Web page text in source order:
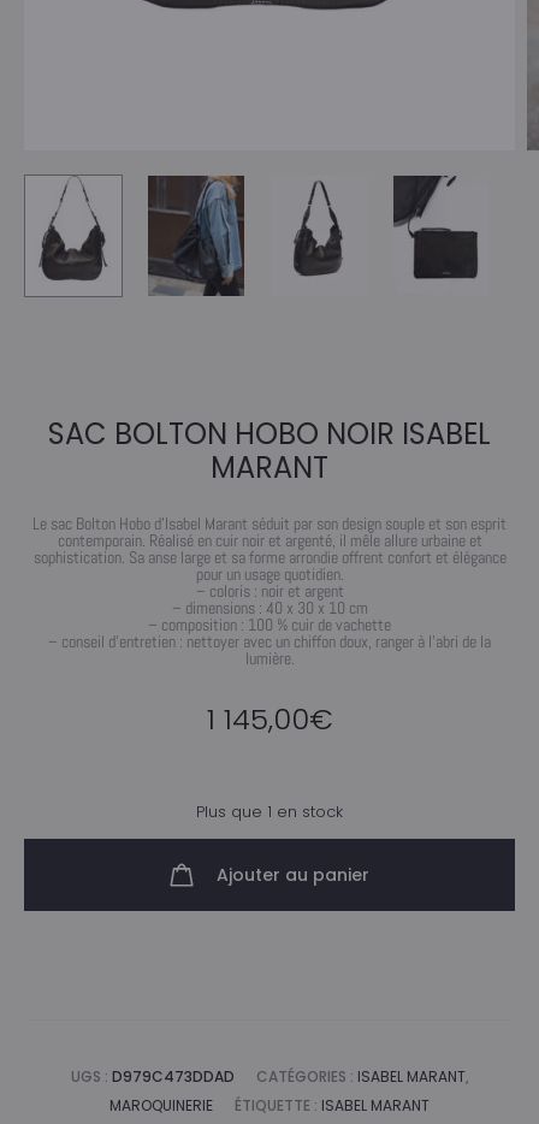
SAC BOLTON HOBO NOIR ISABEL
MARANT
Le sac Bolton Hobo d’Isabel Marant séduit par son design souple et son esprit
contemporain. Réalisé en cuir noir et argenté, il mêle allure urbaine et
sophistication. Sa anse large et sa forme arrondie offrent confort et élégance
pour un usage quotidien.
– coloris : noir et argent
– dimensions : 40 x 30 x 10 cm
– composition : 100 % cuir de vachette
– conseil d’entretien : nettoyer avec un chiffon doux, ranger à l’abri de la
lumière.
1 145,00€
Plus que 1 en stock
Ajouter au panier
UGS : D979C473DDAD CATÉGORIES : ISABEL MARANT,
MAROQUINERIE
ÉTIQUETTE : ISABEL MARANT